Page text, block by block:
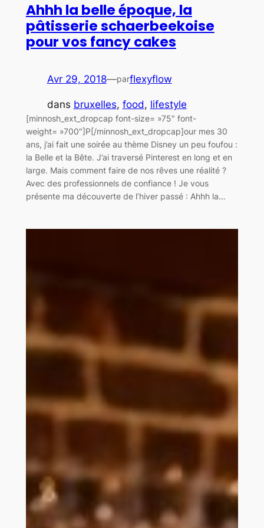
Ahhh la belle époque, la
pâtisserie schaerbeekoise
pour vos fancy cakes
Avr 29, 2018—parflexyflow
dans bruxelles, food, lifestyle
[minnosh_ext_dropcap font-size= »75″ font-
weight= »700″]P[/minnosh_ext_dropcap]our mes 30
ans, j’ai fait une soirée au thème Disney un peu foufou :
la Belle et la Bête. J’ai traversé Pinterest en long et en
large. Mais comment faire de nos rêves une réalité ?
Avec des professionnels de confiance ! Je vous
présente ma découverte de l’hiver passé : Ahhh la…